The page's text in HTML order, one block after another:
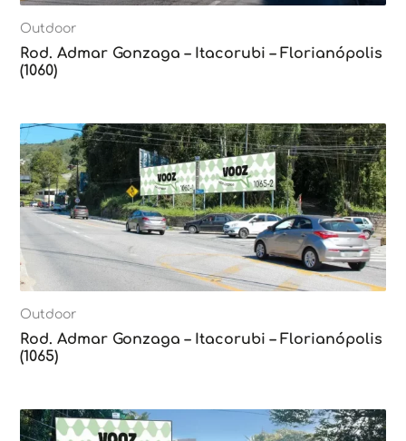
Outdoor
Rod. Admar Gonzaga – Itacorubi – Florianópolis
(1060)
Outdoor
Rod. Admar Gonzaga – Itacorubi – Florianópolis
(1065)